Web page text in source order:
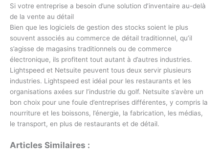
Si votre entreprise a besoin d’une solution d’inventaire au-delà
de la vente au détail
Bien que les logiciels de gestion des stocks soient le plus
souvent associés au commerce de détail traditionnel, qu’il
s’agisse de magasins traditionnels ou de commerce
électronique, ils profitent tout autant à d’autres industries.
Lightspeed et Netsuite peuvent tous deux servir plusieurs
industries. Lightspeed est idéal pour les restaurants et les
organisations axées sur l’industrie du golf. Netsuite s’avère un
bon choix pour une foule d’entreprises différentes, y compris la
nourriture et les boissons, l’énergie, la fabrication, les médias,
le transport, en plus de restaurants et de détail.
Articles Similaires :